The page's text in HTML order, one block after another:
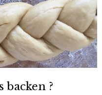
backen ?